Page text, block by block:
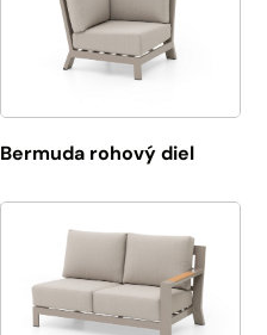
Bermuda rohový diel